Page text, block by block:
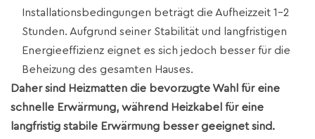
Installationsbedingungen beträgt die Aufheizzeit 1–2
Stunden. Aufgrund seiner Stabilität und langfristigen
Energieeffizienz eignet es sich jedoch besser für die
Beheizung des gesamten Hauses.
Daher sind Heizmatten die bevorzugte Wahl für eine
schnelle Erwärmung, während Heizkabel für eine
langfristig stabile Erwärmung besser geeignet sind.